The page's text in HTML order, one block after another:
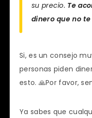
su precio. Te
dinero que no
Si, es un consejo
personas piden
esto. 🙏Por favor,
Ya sabes que